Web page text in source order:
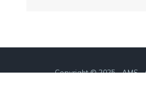
Copyright © 2025 - AMS